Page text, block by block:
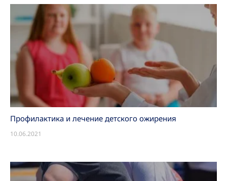
Профилактика и лечение детского ожирения
10.06.2021